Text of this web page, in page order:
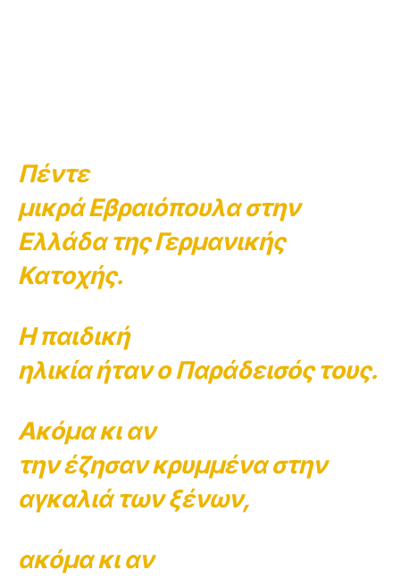
Πέντε
μικρά Εβραιόπουλα στην
Ελλάδα της Γερμανικής
Κατοχής.
Η παιδική
ηλικία ήταν ο Παράδεισός τους.
Ακόμα κι αν
την έζησαν κρυμμένα στην
αγκαλιά των ξένων,
ακόμα κι αν